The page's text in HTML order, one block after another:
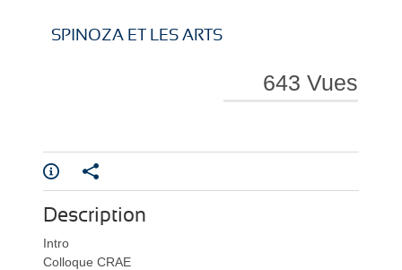
i
r
i
r
SPINOZA ET LES ARTS
643 Vues
Description
Intro
Colloque CRAE